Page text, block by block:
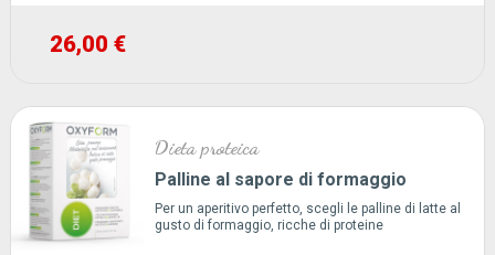
26,00 €
Dieta proteica
Palline al sapore di formaggio
Per un aperitivo perfetto, scegli le palline di latte al
gusto di formaggio, ricche di proteine